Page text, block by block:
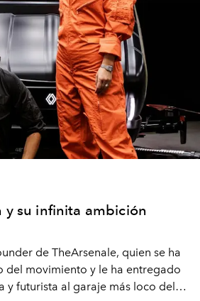
y su infinita ambición
de TheArsenale, quien se ha
del movimiento y le ha entregado
y futurista al garaje más loco del